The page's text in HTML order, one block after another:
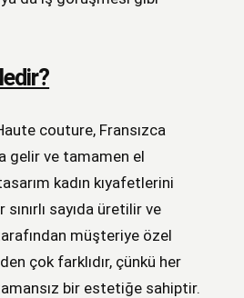
couture, Fransızca
gelir ve tamamen el
kadın kıyafetlerini
sayıda üretilir ve
müşteriye özel
çok farklıdır, çünkü her
bir estetiğe sahiptir.